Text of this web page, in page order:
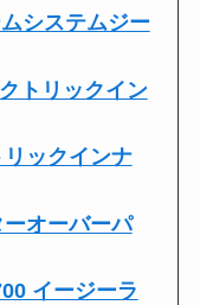
システムジー
トリックイン
ックインナ
オーバーパ
イージーラ